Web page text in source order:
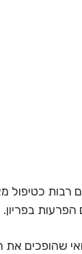
רבות כטיפול
בפריון.
שהופכים את